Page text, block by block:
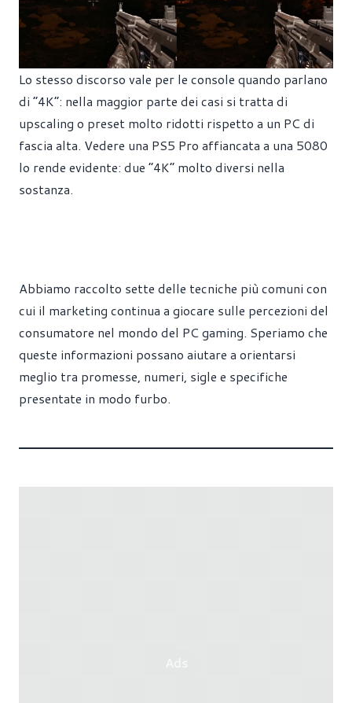
Lo stesso discorso vale per le console quando parlano
di “4K”: nella maggior parte dei casi si tratta di
upscaling o preset molto ridotti rispetto a un PC di
fascia alta. Vedere una PS5 Pro affiancata a una 5080
lo rende evidente: due “4K” molto diversi nella
sostanza.
Abbiamo raccolto sette delle tecniche più comuni con
cui il marketing continua a giocare sulle percezioni del
consumatore nel mondo del PC gaming. Speriamo che
queste informazioni possano aiutare a orientarsi
meglio tra promesse, numeri, sigle e specifiche
presentate in modo furbo.